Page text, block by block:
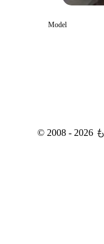
Model
© 2008 - 2026